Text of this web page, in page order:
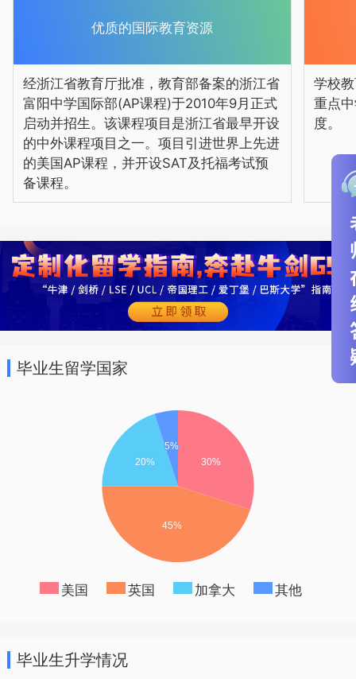
优质的国际教育资源
经浙江省教育厅批准，教育部备案的浙江省
富阳中学国际部(AP课程)于2010年9月正式
启动并招生。该课程项目是浙江省最早开设
的中外课程项目之一。项目引进世界上先进
的美国AP课程，并开设SAT及托福考试预
备课程。
学校
重点
度。
毕业生留学国家
美国 英国 加拿大 其他
毕业生升学情况